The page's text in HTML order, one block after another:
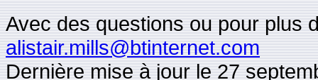
Avec des questions ou pour plus
alistair.mills@btinternet.com
Dernière mise à jour le 27